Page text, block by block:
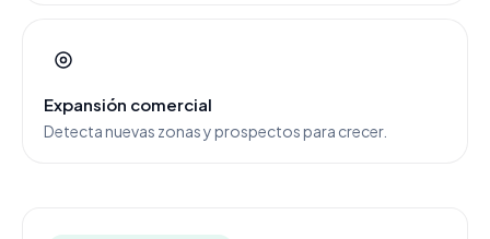
Expansión comercial
Detecta nuevas zonas y prospectos para crecer.